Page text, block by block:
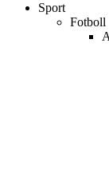
Sport
Fotboll